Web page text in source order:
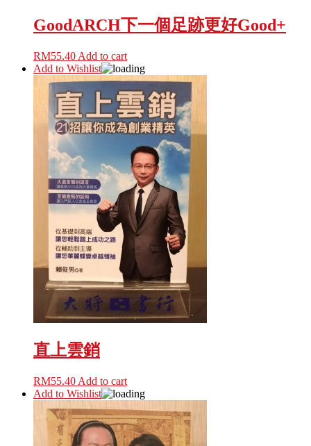
GoodARCH下一個足跡更好Good+
RM55.40 Add to cart
Add to Wishlist
直上雲銷
RM55.40 Add to cart
Add to Wishlist